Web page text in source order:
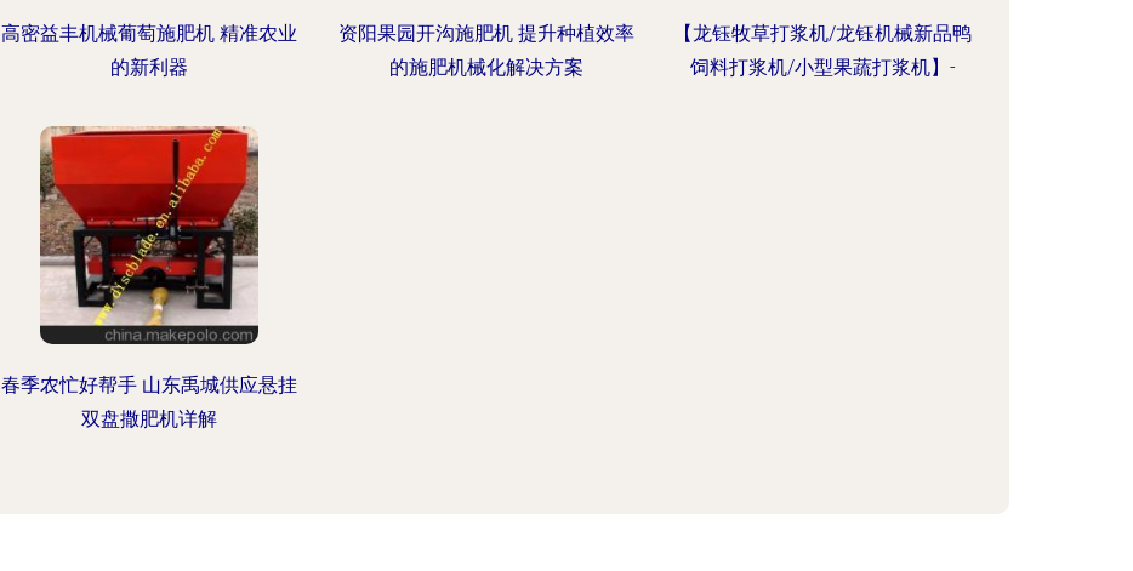
高密益丰机械葡萄施肥机 精准农业
的新利器
资阳果园开沟施肥机 提升种植效率
的施肥机械化解决方案
【龙钰牧草打浆机/龙钰机械新品鸭
饲料打浆机/小型果蔬打浆机】-
春季农忙好帮手 山东禹城供应悬挂
双盘撒肥机详解